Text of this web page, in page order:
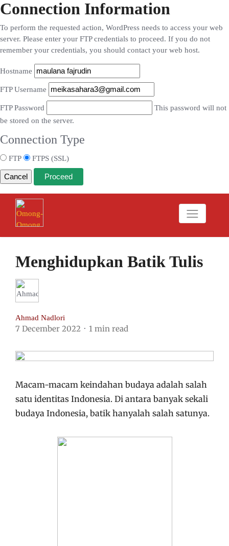
Connection Information
To perform the requested action, WordPress needs to access your web
server. Please enter your FTP credentials to proceed. If you do not
remember your credentials, you should contact your web host.
Hostname
FTP Username
FTP Password
This password will not
be stored on the server.
Connection Type
FTP FTPS (SSL)
Cancel
Menghidupkan Batik Tulis
Ahmad Nadlori
7 December 2022 1 min read
Macam-macam keindahan budaya adalah salah
satu identitas Indonesia. Di antara banyak sekali
budaya Indonesia, batik hanyalah salah satunya.